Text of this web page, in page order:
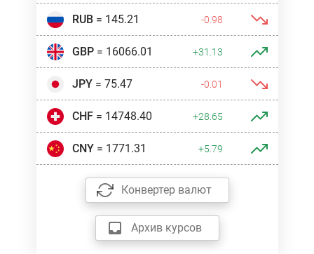
RUB= 145.21 -0.98
GBP= 16066.01 +31.13
JPY= 75.47 -0.01
CHF= 14748.40 +28.65
CNY= 1771.31 +5.79
Конвертер валют
Архив курсов